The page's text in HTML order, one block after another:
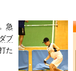
。 急
ダブ
た